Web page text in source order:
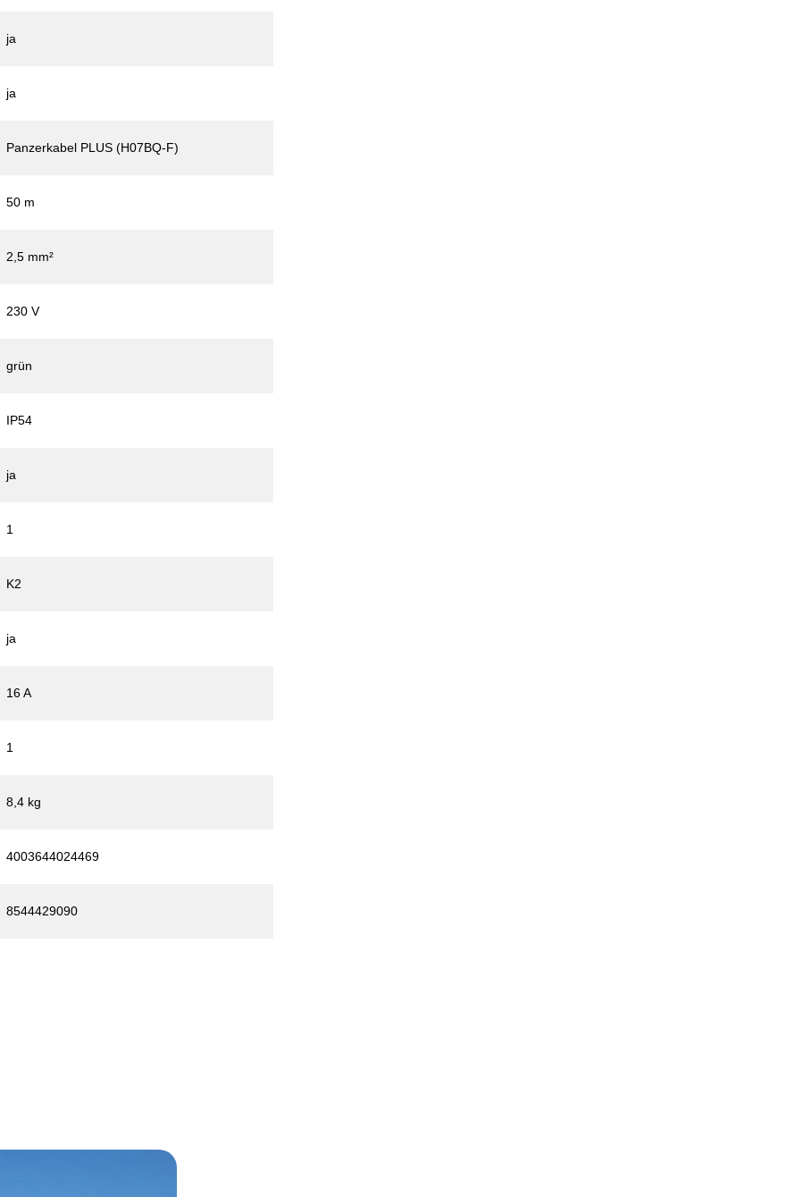
ja
ja
Panzerkabel PLUS (H07BQ-F)
50 m
2,5 mm²
230 V
grün
IP54
ja
1
K2
ja
16 A
1
8,4 kg
4003644024469
8544429090